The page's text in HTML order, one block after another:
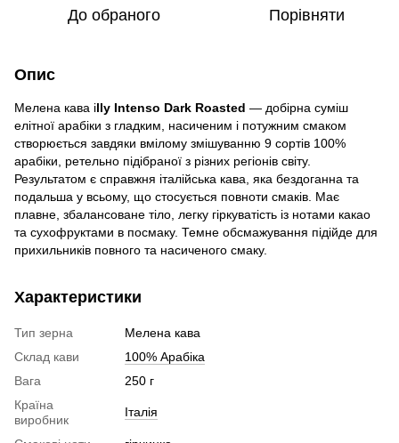
До обраного Порівняти
Опис
Мелена кава illy Intenso Dark Roasted — добірна суміш
елітної арабіки з гладким, насиченим і потужним смаком
створюється завдяки вмілому змішуванню 9 сортів 100%
арабіки, ретельно підібраної з різних регіонів світу.
Результатом є справжня італійська кава, яка бездоганна та
подальша у всьому, що стосується повноти смаків. Має
плавне, збалансоване тіло, легку гіркуватість із нотами какао
та сухофруктами в посмаку. Темне обсмажування підійде для
прихильників повного та насиченого смаку.
Характеристики
Тип зерна
Мелена кава
Склад кави
100% Арабіка
Вага
250 г
Країна
виробник
Італія